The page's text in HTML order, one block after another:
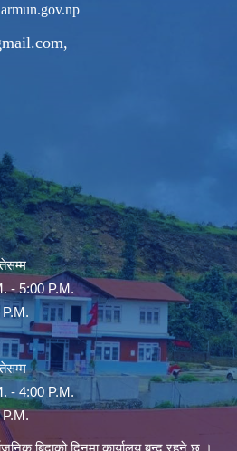
,
- 5:00 P.M.
- 4:00 P.M.
बिदाको दिनमा कार्यालय बन्द रहने छ ।